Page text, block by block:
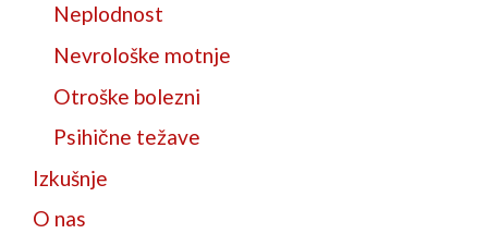
Neplodnost
Nevrološke motnje
Otroške bolezni
Psihične težave
Izkušnje
O nas